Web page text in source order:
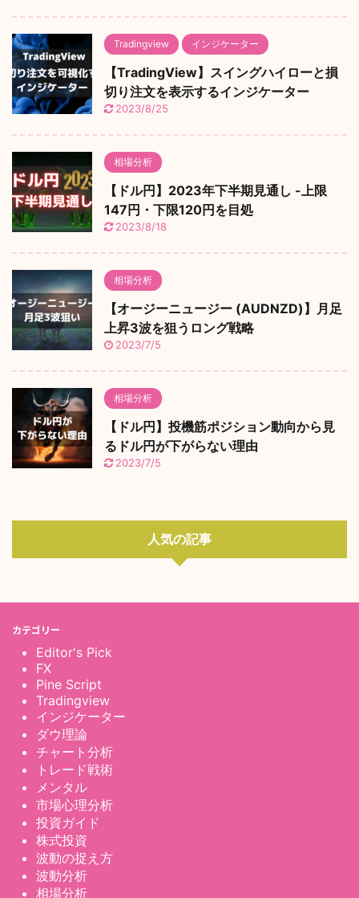
Tradingview インジケーター
【TradingView】スイングハイローと損
切り注文を表示するインジケーター
2023/8/25
相場分析
【ドル円】2023年下半期見通し -上限
147円・下限120円を目処
2023/8/18
相場分析
【オージーニュージー (AUDNZD)】月足
上昇3波を狙うロング戦略
2023/7/5
相場分析
【ドル円】投機筋ポジション動向から見
るドル円が下がらない理由
2023/7/5
人気の記事
カテゴリー
Editor's Pick
FX
Pine Script
Tradingview
インジケーター
ダウ理論
チャート分析
トレード戦術
メンタル
市場心理分析
投資ガイド
株式投資
波動の捉え方
波動分析
相場分析